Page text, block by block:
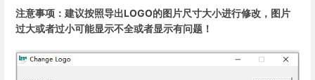
注意事项：建议按照导出LOGO的图片尺寸大小进行修改，图片
过大或者过小可能显示不全或者显示有问题！